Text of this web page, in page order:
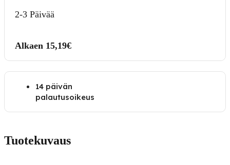
2-3 Päivää
Alkaen 15,19€
14 päivän
palautusoikeus
Tuotekuvaus